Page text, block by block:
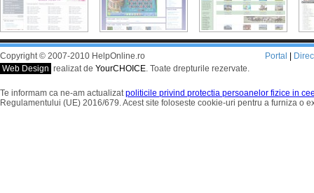
Copyright © 2007-2010 HelpOnline.ro
Web Design realizat de YourCHOICE. Toate drepturile rezervate.
Portal
Te informam ca ne-am actualizatpoliticile privind protectia persoanelor fizice in
Regulamentului (UE) 2016/679. Acest site foloseste cookie-uri pentru a furniza o